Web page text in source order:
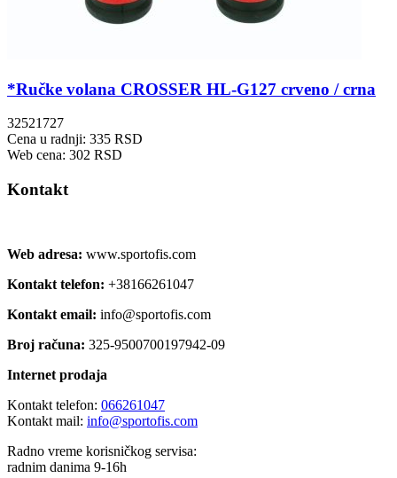
*Ručke volana CROSSER HL-G127 crveno / crna
32521727
Cena u radnji: 335 RSD
Web cena: 302 RSD
Kontakt
Web adresa: www.sportofis.com
Kontakt telefon: +38166261047
Kontakt email: info@sportofis.com
Broj računa: 325-9500700197942-09
Internet prodaja
Kontakt telefon: 066261047
Kontakt mail: info@sportofis.com
Radno vreme korisničkog servisa:
radnim danima 9-16h